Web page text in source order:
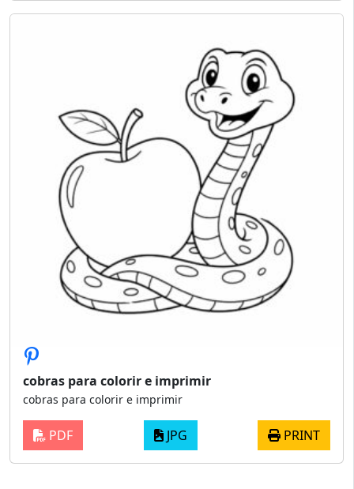
cobras para colorir e imprimir
cobras para colorir e imprimir
PDF JPG PRINT